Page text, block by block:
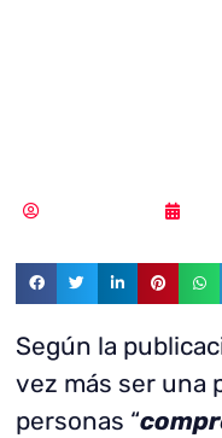
Según la
vez más ser una
personas “